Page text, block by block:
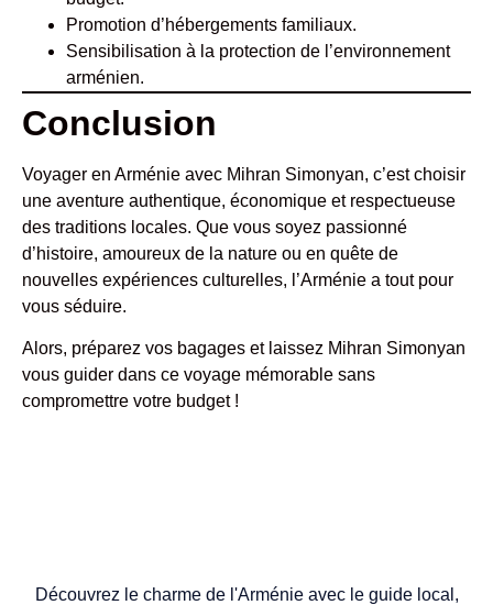
Promotion d’hébergements familiaux.
Sensibilisation à la protection de l’environnement
arménien.
Conclusion
Voyager en Arménie avec Mihran Simonyan, c’est choisir
une aventure authentique, économique et respectueuse
des traditions locales. Que vous soyez passionné
d’histoire, amoureux de la nature ou en quête de
nouvelles expériences culturelles, l’Arménie a tout pour
vous séduire.
Alors, préparez vos bagages et laissez Mihran Simonyan
vous guider dans ce voyage mémorable sans
compromettre votre budget !
Découvrez le charme de l'Arménie avec le guide local,